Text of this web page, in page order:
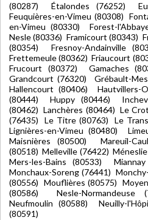
(80287) Étalondes (76252)
Feuquières-en-Vimeu (80308)
en-Vimeu (80330) Forest-
Nesle (80336) Framicourt (80343)
(80354) Fresnoy-Andainville
Frettemeule (80362) Friaucourt
Frucourt (80372) Gamaches
Grandcourt (76320) Grébault-
Hallencourt (80406) Hautvillers-
(80444) Huppy (80446)
(80462) Lanchères (80464) Le
(76435) Le Titre (80763) Le
Lignières-en-Vimeu (80480)
Maisnières (80500) Mareuil-
(80518) Melleville (76422)
Mers-les-Bains (80533)
Monchaux-Soreng (76441)
(80556) Mouflières (80575)
(80586) Nesle-
Neufmoulin (80588) Neuilly-
(80591)